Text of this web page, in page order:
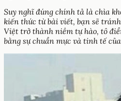
Suy nghĩ đúng chính tả là chìa
kiến thức từ bài viết, bạn sẽ
Việt trở thành niềm tự hào, tô
bằng sự chuẩn mực và tinh tế